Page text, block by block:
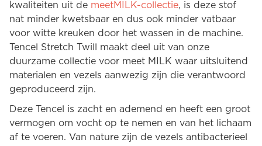
kwaliteiten uit de meetMILK-collectie, is deze stof
nat minder kwetsbaar en dus ook minder vatbaar
voor witte kreuken door het wassen in de machine.
Tencel Stretch Twill maakt deel uit van onze
duurzame collectie voor meet MILK waar uitsluitend
materialen en vezels aanwezig zijn die verantwoord
geproduceerd zijn.
Deze Tencel is zacht en ademend en heeft een groot
vermogen om vocht op te nemen en van het lichaam
af te voeren. Van nature zijn de vezels antibacterieel